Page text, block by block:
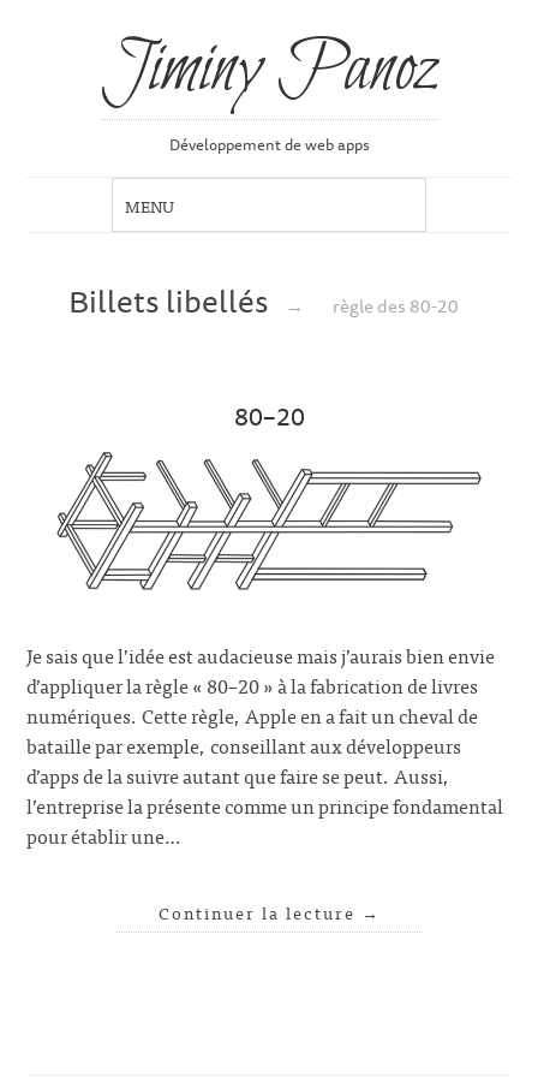
Jiminy Panoz
Développement de web apps
Billets libellés → règle des 80-20
80–20
Je sais que l’idée est audacieuse mais j’aurais bien envie
d’appliquer la règle « 80–20 » à la fabrication de livres
numériques. Cette règle, Apple en a fait un cheval de
bataille par exemple, conseillant aux développeurs
d’apps de la suivre autant que faire se peut. Aussi,
l’entreprise la présente comme un principe fondamental
pour établir une…
Continuer la lecture →